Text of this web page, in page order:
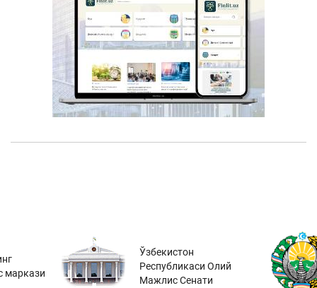
маркази
Ўзбекистон
Республикаси Олий
Мажлис Сенати